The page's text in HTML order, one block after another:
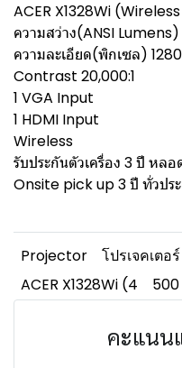
ACER X1328Wi (Wireless
ความสว่าง(ANSI
ความละเอียด(พิกเซล)
Contrast 20,000:1
1 VGA Input
1 HDMI Input
Wireless
รับประกันตัวเครื่อง 3 ปี หล
Onsite pick up 3 ปี ทั่วปร
Projector โปรเจคเตอร์
ACER X1328Wi (4
คะแนน